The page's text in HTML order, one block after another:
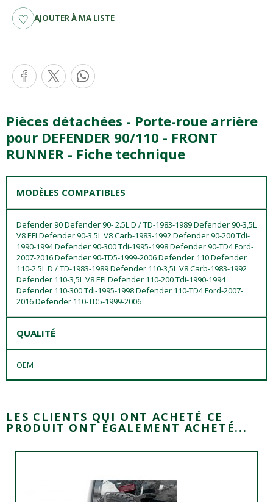
AJOUTER À MA LISTE
Pièces détachées - Porte-roue arrière
pour DEFENDER 90/110 - FRONT
RUNNER - Fiche technique
MODÈLES COMPATIBLES
Defender 90 Defender 90- 2.5L D / TD-1983-1989 Defender 90-3,5L
V8 EFI Defender 90-3.5L V8 Carb-1983-1992 Defender 90-200 Tdi-
1990-1994 Defender 90-300 Tdi-1995-1998 Defender 90-TD4 Ford-
2007-2016 Defender 90-TD5-1999-2006 Defender 110 Defender
110-2.5L D / TD-1983-1989 Defender 110-3,5L V8 Carb-1983-1992
Defender 110-3,5L V8 EFI Defender 110-200 Tdi-1990-1994
Defender 110-300 Tdi-1995-1998 Defender 110-TD4 Ford-2007-
2016 Defender 110-TD5-1999-2006
QUALITÉ
OEM
LES CLIENTS QUI ONT ACHETÉ CE
PRODUIT ONT ÉGALEMENT ACHETÉ...